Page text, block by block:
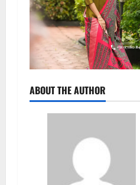
ABOUT THE AUTHOR